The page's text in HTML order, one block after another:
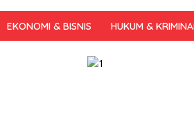
EKONOMI & BISNIS HUKUM &